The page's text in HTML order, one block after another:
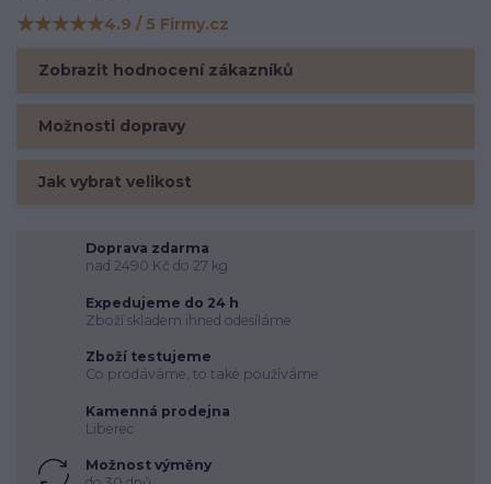
Hodnocení na Firmy.cz
★★★★★4.9 / 5 Firmy.cz
Zobrazit hodnocení zákazníků
Možnosti dopravy
Jak vybrat velikost
Doprava zdarma
nad 2490 Kč do 27 kg
Expedujeme do 24 h
Zboží skladem ihned odesíláme
Zboží testujeme
Co prodáváme, to také používáme
Kamenná prodejna
Liberec
Možnost výměny